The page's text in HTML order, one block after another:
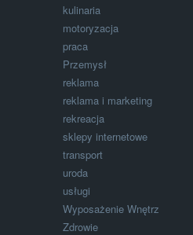
kulinaria
motoryzacja
praca
Przemysł
reklama
reklama i marketing
rekreacja
sklepy internetowe
transport
uroda
usługi
Wyposażenie Wnętrz
Zdrowie